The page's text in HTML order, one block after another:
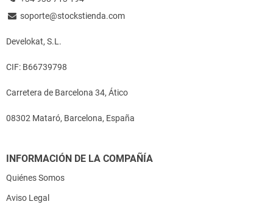
soporte@stockstienda.com
Develokat, S.L.
CIF: B66739798
Carretera de Barcelona 34, Ático
08302 Mataró, Barcelona, España
INFORMACIÓN DE LA COMPAÑÍA
Quiénes Somos
Aviso Legal